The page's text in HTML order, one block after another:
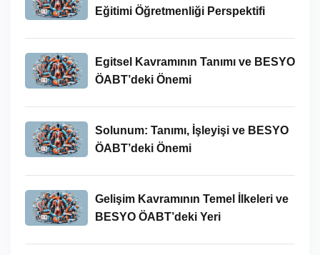
Eğitimi Öğretmenliği Perspektifi
Egitsel Kavramının Tanımı ve BESYO
ÖABT’deki Önemi
Solunum: Tanımı, İşleyişi ve BESYO
ÖABT’deki Önemi
Gelişim Kavramının Temel İlkeleri ve
BESYO ÖABT’deki Yeri